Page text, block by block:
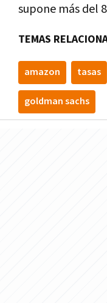
supone más del
TEMAS
amazon tasas
goldman sachs